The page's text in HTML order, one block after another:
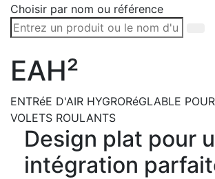
Choisir par nom ou référence
EAH²
ENTRéE D'AIR HYGRORéGLABLE
VOLETS ROULANTS
Design plat pour
intégration